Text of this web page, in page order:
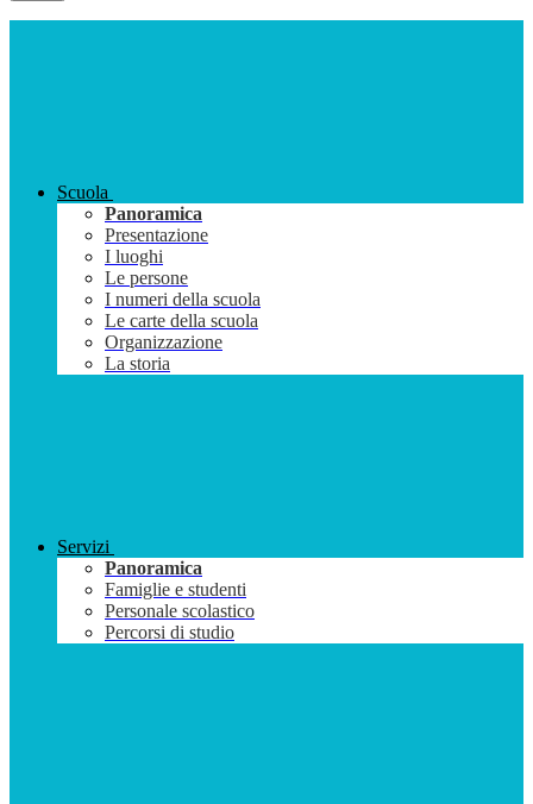
Scuola
Panoramica
Presentazione
I luoghi
Le persone
I numeri della scuola
Le carte della scuola
Organizzazione
La storia
Servizi
Panoramica
Famiglie e studenti
Personale scolastico
Percorsi di studio